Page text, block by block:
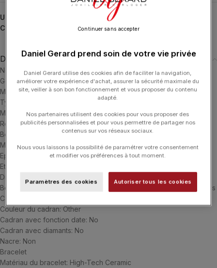
UGS :
Catégories :
HORLOGERIE, RADO, True Square
Description
Nom du produit: True Square X Kunihiko Morinaga Special Edition
Genre: Unisex
Mouvement
Type de mouvement: Automatic
Mouvement avec réserve de marche: 80 hours
Référence du mouvement: 03.734.435
Boîtier
Matériau du boîtier: High-Tech Ceramic
Epaisseur du boîtier: 9.7 mm
Etanchéité du boîtier: 5 bar (50 m)
Dimensions du boîtier: 38.0 mm
Boîtier crystal: Verre saphir avec traitement antireflet sur les 2 faces
Cadran
Couleur du cadran: Other
Cadran avec fonction date: No
Cadran avec diamants: No
Nacre: Non
Bracelet
Matériau du bracelet: High-Tech Ceramic
Daniel Gerard prend soin de votre vie privée
Daniel Gerard utilise des cookies afin de faciliter la navigation,
améliorer votre expérience d'achat, assurer la sécurité maximale du
site, veiller à son bon fonctionnement et vous proposer du contenu
adapté.
Nos partenaires utilisent des cookies pour vous proposer des
publicités personnalisées et pour vous permettre de partager nos
contenus sur vos réseaux sociaux.
Nous vous laissons la possibilité de paramétrer votre consentement
et modifier vos préférences à tout moment.
Paramètres des cookies Autoriser tous les cookies
Continuer sans accepter